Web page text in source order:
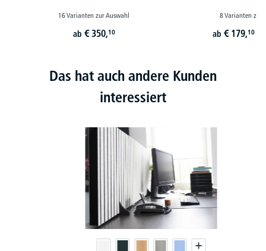
16 Varianten zur Auswahl
ab € 350,10
8 Varianten zur
ab € 179,10
Das hat auch andere Kunden
interessiert